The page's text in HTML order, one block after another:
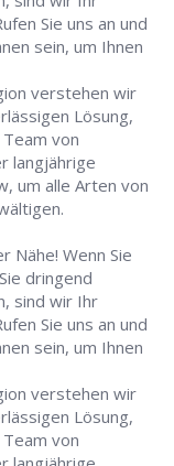
Sie uns an und
sein, um Ihnen
verstehen wir
Lösung,
von
langjährige
um alle Arten von
Nähe! Wenn Sie
dringend
sind wir Ihr
Sie uns an und
sein, um Ihnen
verstehen wir
Lösung,
von